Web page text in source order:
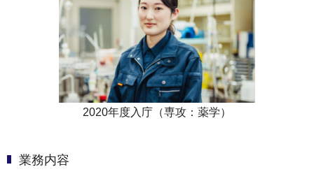
2020年度入庁（専攻：薬学）
業務内容